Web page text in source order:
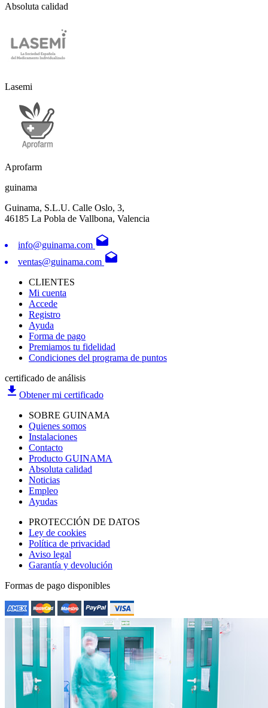
Absoluta calidad
Lasemi
Aprofarm
guinama
Guinama, S.L.U. Calle Oslo, 3,
46185 La Pobla de Vallbona, Valencia
info@guinama.com drafts
ventas@guinama.com drafts
CLIENTES
Mi cuenta
Accede
Registro
Ayuda
Forma de pago
Premiamos tu fidelidad
Condiciones del programa de puntos
certificado de análisis
file_download Obtener mi certificado
SOBRE GUINAMA
Quienes somos
Instalaciones
Contacto
Producto GUINAMA
Absoluta calidad
Noticias
Empleo
Ayudas
PROTECCIÓN DE DATOS
Ley de cookies
Política de privacidad
Aviso legal
Garantía y devolución
Formas de pago disponibles